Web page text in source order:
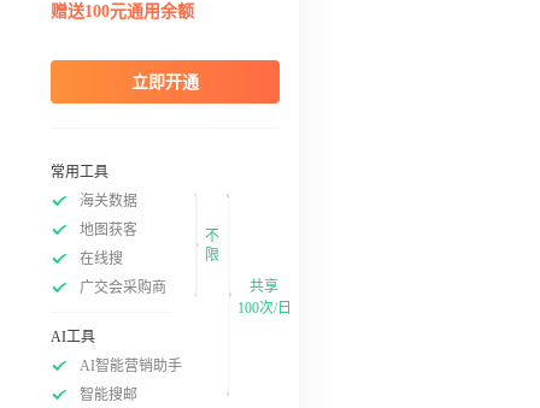
赠送100元通用余额
立即开通
常用工具
海关数据
地图获客
在线搜
广交会采购商
不
限
AI工具
AI智能营销助手
智能搜邮
共享
100次/日